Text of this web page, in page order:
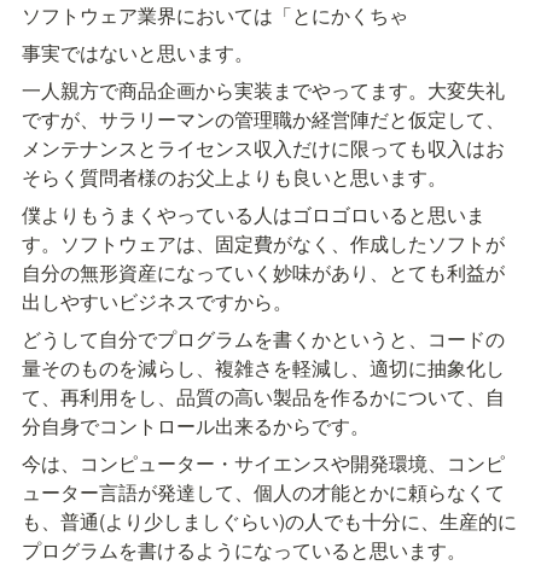
ソフトウェア業界においては「とにかくちゃ
事実ではないと思います。
一人親方で商品企画から実装までやってます。大変失礼
ですが、サラリーマンの管理職か経営陣だと仮定して、
メンテナンスとライセンス収入だけに限っても収入はお
そらく質問者様のお父上よりも良いと思います。
僕よりもうまくやっている人はゴロゴロいると思いま
す。ソフトウェアは、固定費がなく、作成したソフトが
自分の無形資産になっていく妙味があり、とても利益が
出しやすいビジネスですから。
どうして自分でプログラムを書くかというと、コードの
量そのものを減らし、複雑さを軽減し、適切に抽象化し
て、再利用をし、品質の高い製品を作るかについて、自
分自身でコントロール出来るからです。
今は、コンピューター・サイエンスや開発環境、コンピ
ューター言語が発達して、個人の才能とかに頼らなくて
も、普通(より少しましぐらい)の人でも十分に、生産的に
プログラムを書けるようになっていると思います。